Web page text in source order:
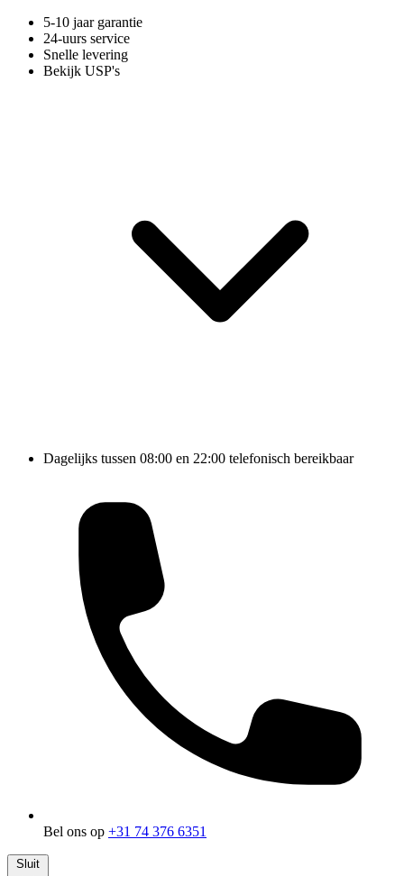
5-10 jaar garantie
24-uurs service
Snelle levering
Bekijk USP's
Dagelijks tussen 08:00 en 22:00 telefonisch bereikbaar
Bel ons op +31 74 376 6351
Sluit